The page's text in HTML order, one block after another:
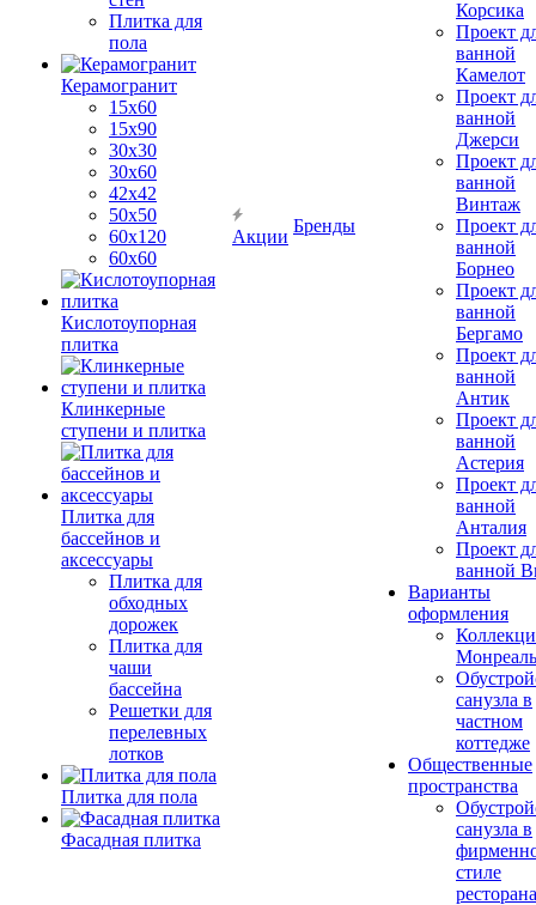
Плитка для
пола
Керамогранит
15х60
15x90
30х30
30х60
42х42
50х50
60х120
60х60
Кислотоупорная
плитка
Клинкерные
ступени и плитка
Плитка для
бассейнов и
аксессуары
Плитка для
обходных
дорожек
Плитка для
чаши
бассейна
Решетки для
перелевных
лотков
Плитка для пола
Фасадная плитка
Акции
Бренды
Корсика
Проект
ванной
Камелот
Проект
ванной
Джерси
Проект
ванной
Винтаж
Проект
ванной
Борнео
Проект
ванной
Бергамо
Проект
ванной
Антик
Проект
ванной
Астерия
Проект
ванной
Анталия
Проект
ванной
Варианты
оформления
Монреаль
санузла в
частном
коттедже
Общественные
пространства
санузла в
стиле
ресторана